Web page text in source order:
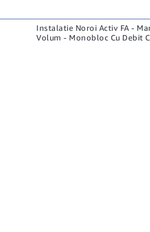
Instalatie Noroi Activ FA -
Volum - Monobloc Cu Debit